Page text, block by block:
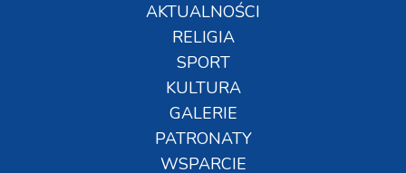
AKTUALNOŚCI
RELIGIA
SPORT
KULTURA
GALERIE
PATRONATY
WSPARCIE